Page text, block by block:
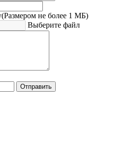
(Размером не более 1 МБ)
Выберите файл